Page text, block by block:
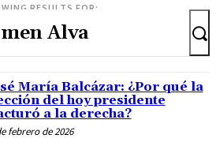
RESULTS FOR:
María Balcázar: ¿Por qué la
del hoy presidente
a la derecha?
febrero de 2026